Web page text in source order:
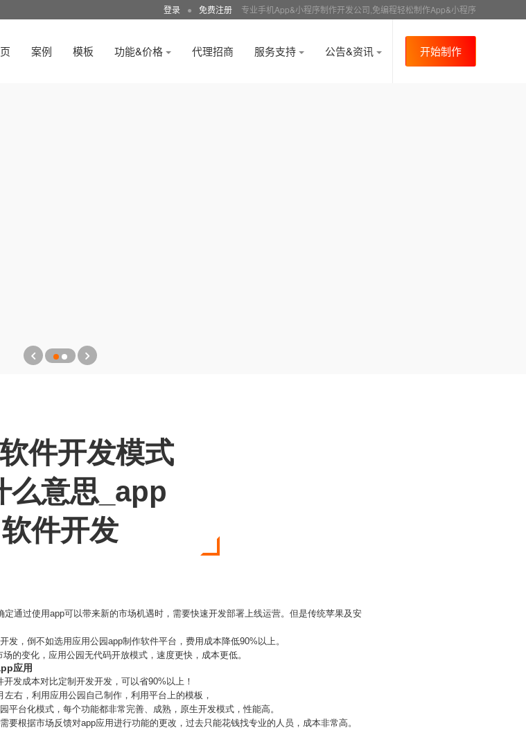
登录 ● 免费注册 专业手机App&小程序制作开发公司,免编程轻松制作App&小程序
案例 模板 功能&价格 代理招商 服务支持 公告&资讯 开始制作
件开发模式
么意思_app
软件开发
通过使用app可以带来新的市场机遇时，需要快速开发部署上线运营。但是传统苹果及安
，倒不如选用应用公园app制作软件平台，费用成本降低90%以上。
的变化，应用公园无代码开放模式，速度更快，成本更低。
应用
发成本对比定制开发开发，可以省90%以上！
右，利用应用公园自己制作，利用平台上的模板，
台化模式，每个功能都非常完善、成熟，原生开发模式，性能高。
根据市场反馈对app应用进行功能的更改，过去只能花钱找专业的人员，成本非常高。